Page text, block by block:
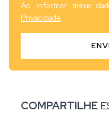
Ao informar meus
Privacidade.
COMPARTILHE